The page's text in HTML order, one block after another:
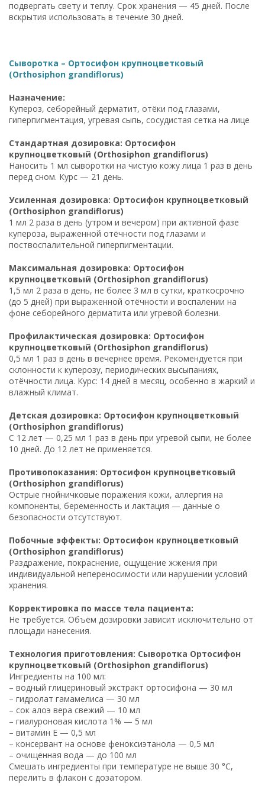
подвергать свету и теплу. Срок хранения — 45 дней. После
вскрытия использовать в течение 30 дней.
Сыворотка – Ортосифон крупноцветковый
(Orthosiphon grandiflorus)
Назначение:
Купероз, себорейный дерматит, отёки под глазами,
гиперпигментация, угревая сыпь, сосудистая сетка на лице
Стандартная дозировка: Ортосифон
крупноцветковый (Orthosiphon grandiflorus)
Наносить 1 мл сыворотки на чистую кожу лица 1 раз в день
перед сном. Курс — 21 день.
Усиленная дозировка: Ортосифон крупноцветковый
(Orthosiphon grandiflorus)
1 мл 2 раза в день (утром и вечером) при активной фазе
купероза, выраженной отёчности под глазами и
поствоспалительной гиперпигментации.
Максимальная дозировка: Ортосифон
крупноцветковый (Orthosiphon grandiflorus)
1,5 мл 2 раза в день, не более 3 мл в сутки, краткосрочно
(до 5 дней) при выраженной отёчности и воспалении на
фоне себорейного дерматита или угревой болезни.
Профилактическая дозировка: Ортосифон
крупноцветковый (Orthosiphon grandiflorus)
0,5 мл 1 раз в день в вечернее время. Рекомендуется при
склонности к куперозу, периодических высыпаниях,
отёчности лица. Курс: 14 дней в месяц, особенно в жаркий и
влажный климат.
Детская дозировка: Ортосифон крупноцветковый
(Orthosiphon grandiflorus)
С 12 лет — 0,25 мл 1 раз в день при угревой сыпи, не более
10 дней. До 12 лет не применяется.
Противопоказания: Ортосифон крупноцветковый
(Orthosiphon grandiflorus)
Острые гнойничковые поражения кожи, аллергия на
компоненты, беременность и лактация — данные о
безопасности отсутствуют.
Побочные эффекты: Ортосифон крупноцветковый
(Orthosiphon grandiflorus)
Раздражение, покраснение, ощущение жжения при
индивидуальной непереносимости или нарушении условий
хранения.
Корректировка по массе тела пациента:
Не требуется. Объём дозировки зависит исключительно от
площади нанесения.
Технология приготовления: Сыворотка Ортосифон
крупноцветковый (Orthosiphon grandiflorus)
Ингредиенты на 100 мл:
– водный глицериновый экстракт ортосифона — 30 мл
– гидролат гамамелиса — 30 мл
– сок алоэ вера свежий — 10 мл
– гиалуроновая кислота 1% — 5 мл
– витамин Е — 0,5 мл
– консервант на основе феноксиэтанола — 0,5 мл
– очищенная вода — до 100 мл
Смешать ингредиенты при температуре не выше 30 °C,
перелить в флакон с дозатором.